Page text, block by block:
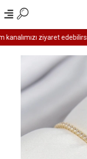
ziyaret